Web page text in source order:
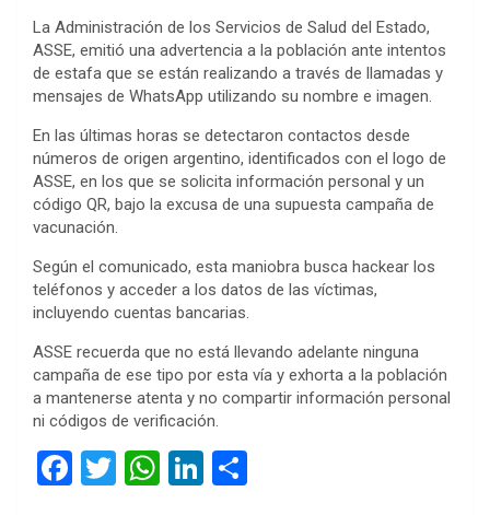
La Administración de los Servicios de Salud del Estado,
ASSE, emitió una advertencia a la población ante intentos
de estafa que se están realizando a través de llamadas y
mensajes de WhatsApp utilizando su nombre e imagen.
En las últimas horas se detectaron contactos desde
números de origen argentino, identificados con el logo de
ASSE, en los que se solicita información personal y un
código QR, bajo la excusa de una supuesta campaña de
vacunación.
Según el comunicado, esta maniobra busca hackear los
teléfonos y acceder a los datos de las víctimas,
incluyendo cuentas bancarias.
ASSE recuerda que no está llevando adelante ninguna
campaña de ese tipo por esta vía y exhorta a la población
a mantenerse atenta y no compartir información personal
ni códigos de verificación.
F
T
W Li